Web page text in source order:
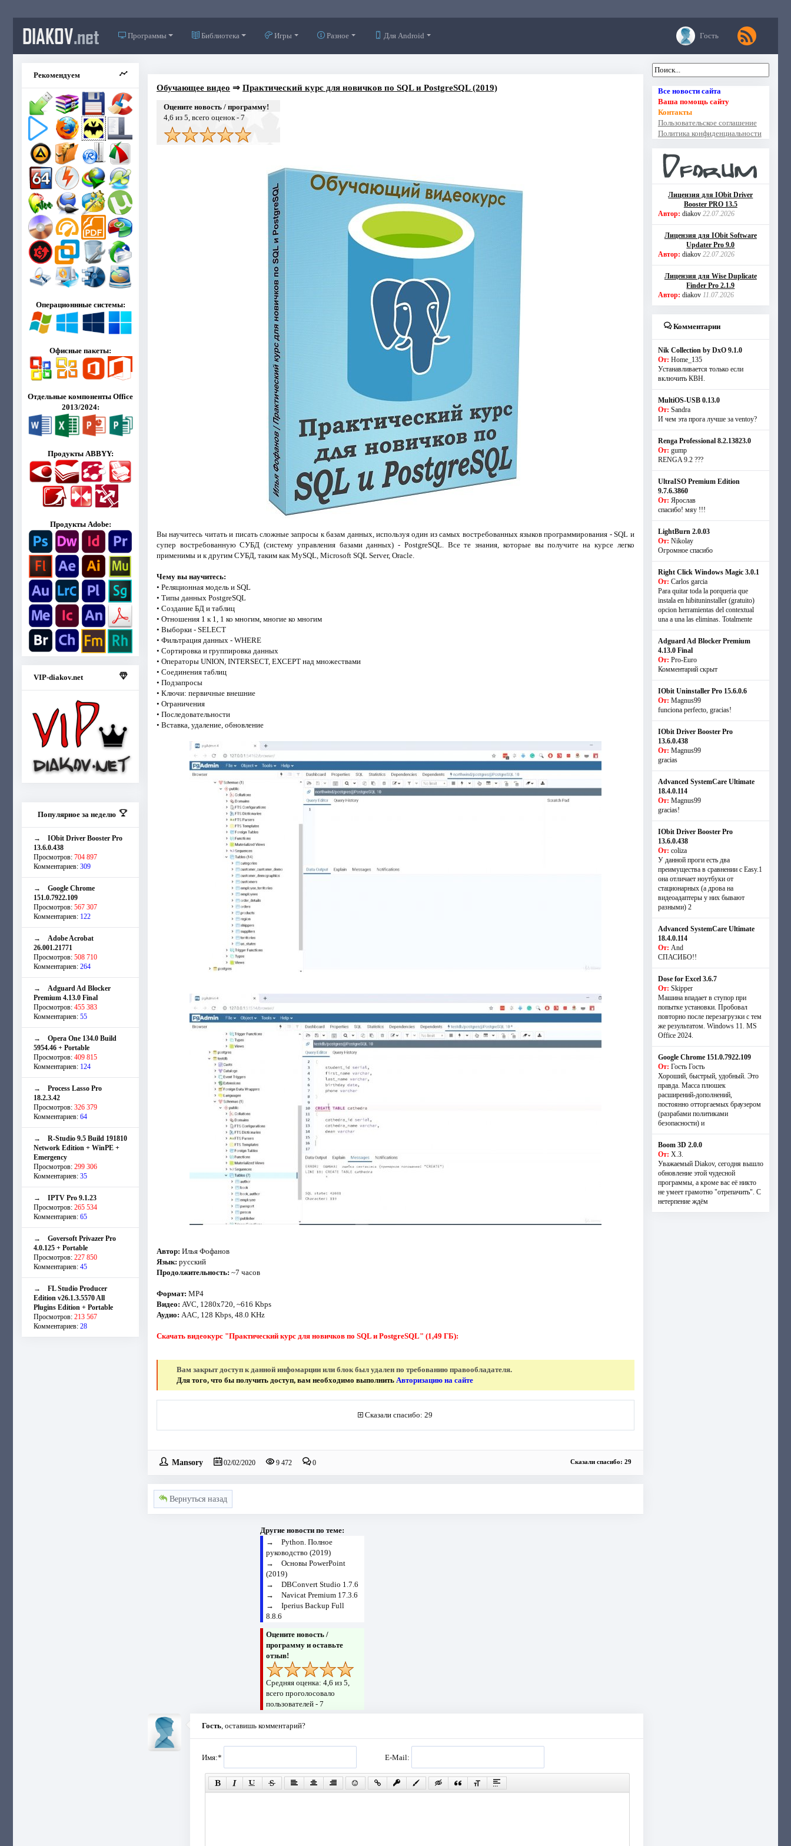
DIAKOV.net Программы Библиотека Игры Разное Для Android Гость
Рекомендуем
Операционнные системы:
Офисные пакеты:
Отдельные компоненты Office
2013/2024:
Продукты ABBYY:
Продукты Adobe:
VIP-diakov.net
Популярное за неделю
→ IObit Driver Booster Pro
13.6.0.438
Просмотров: 704 897
Комментариев: 309
→ Google Chrome
151.0.7922.109
Просмотров: 567 307
Комментариев: 122
→ Adobe Acrobat
26.001.21771
Просмотров: 508 710
Комментариев: 264
→ Adguard Ad Blocker
Premium 4.13.0 Final
Просмотров: 455 383
Комментариев: 55
→ Opera One 134.0 Build
5954.46 + Portable
Просмотров: 409 815
Комментариев: 124
→ Process Lasso Pro
18.2.3.42
Просмотров: 326 379
Комментариев: 64
→ R-Studio 9.5 Build 191810
Network Edition + WinPE +
Emergency
Просмотров: 299 306
Комментариев: 35
→ IPTV Pro 9.1.23
Просмотров: 265 534
Комментариев: 65
→ Goversoft Privazer Pro
4.0.125 + Portable
Просмотров: 227 850
Комментариев: 45
→ FL Studio Producer
Edition v26.1.3.5570 All
Plugins Edition + Portable
Просмотров: 213 567
Комментариев: 28
Обучающее видео ⇒ Практический курс для новичков по SQL и PostgreSQL (2019)
Оцените новость / программу!
4,6 из 5, всего оценок - 7
Вы научитесь читать и писать сложные запросы к базам данных, используя один из самых востребованных языков программирования - SQL и
супер востребованную СУБД (систему управления базами данных) - PostgreSQL. Все те знания, которые вы получите на курсе легко
применимы и к другим СУБД, таким как MySQL, Microsoft SQL Server, Oracle.
Чему вы научитесь:
• Реляционная модель и SQL
• Типы данных PostgreSQL
• Создание БД и таблиц
• Отношения 1 к 1, 1 ко многим, многие ко многим
• Выборки - SELECT
• Фильтрация данных - WHERE
• Сортировка и группировка данных
• Операторы UNION, INTERSECT, EXCEPT над множествами
• Соединения таблиц
• Подзапросы
• Ключи: первичные внешние
• Ограничения
• Последовательности
• Вставка, удаление, обновление
Автор: Илья Фофанов
Язык: русский
Продолжительность: ~7 часов
Формат: MP4
Видео: AVC, 1280x720, ~616 Kbps
Аудио: AAC, 128 Kbps, 48.0 KHz
Скачать видеокурс "Практический курс для новичков по SQL и PostgreSQL" (1,49 ГБ):
Вам закрыт доступ к данной инфомарции или блок был удален по требованию правообладателя.
Для того, что бы получить доступ, вам необходимо выполнить Авторизацию на сайте
Сказали спасибо: 29
Mansory 02/02/2020 9 472 0 Сказали спасибо: 29
Вернуться назад
Другие новости по теме:
→ Python. Полное
руководство (2019)
→ Основы PowerPoint
(2019)
→ DBConvert Studio 1.7.6
→ Navicat Premium 17.3.6
→ Iperius Backup Full
8.8.6
Оцените новость /
программу и оставьте
отзыв!
Средняя оценка: 4,6 из 5,
всего проголосовало
пользователей - 7
Гость, оставишь комментарий?
Имя:* E-Mail:
Все новости сайта
Ваша помощь сайту
Контакты
Пользовательское соглашение
Политика конфиденциальности
Лицензия для IObit Driver
Booster PRO 13.5
Автор: diakov 22.07.2026
Лицензия для IObit Software
Updater Pro 9.0
Автор: diakov 22.07.2026
Лицензия для Wise Duplicate
Finder Pro 2.1.9
Автор: diakov 11.07.2026
Комментарии
Nik Collection by DxO 9.1.0
От: Home_135
Устанавливается только если
включить КВН.
MultiOS-USB 0.13.0
От: Sandra
И чем эта прога лучше за ventoy?
Renga Professional 8.2.13823.0
От: gump
RENGA 9.2 ???
UltraISO Premium Edition
9.7.6.3860
От: Ярослав
спасибо! мяу !!!
LightBurn 2.0.03
От: Nikolay
Огромное спасибо
Right Click Windows Magic 3.0.1
От: Carlos garcia
Para quitar toda la porqueria que
instala en hibituninstaller (gratuito)
opcion herramientas del contextual
una a una las eliminas. Totalmente
Adguard Ad Blocker Premium
4.13.0 Final
От: Pro-Euro
Комментарий скрыт
IObit Uninstaller Pro 15.6.0.6
От: Magnus99
funciona perfecto, gracias!
IObit Driver Booster Pro
13.6.0.438
От: Magnus99
gracias
Advanced SystemCare Ultimate
18.4.0.114
От: Magnus99
gracias!
IObit Driver Booster Pro
13.6.0.438
От: coliza
У данной проги есть два
преимущества в сравнении с Easy.1
она отличает ноутбуки от
стационарных (а дрова на
видеоадаптеры у них бывают
разными) 2
Advanced SystemCare Ultimate
18.4.0.114
От: And
СПАСИБО!!
Dose for Excel 3.6.7
От: Skipper
Машина впадает в ступор при
попытке установки. Пробовал
повторно после перезагрузки с тем
же результатом. Windows 11. MS
Offiсe 2024.
Google Chrome 151.0.7922.109
От: Гость Гость
Хороший, быстрый, удобный. Это
правда. Масса плюшек
расширений-дополнений,
постоянно отторгаемых браузером
(разрабами политиками
безопасности) и
Boom 3D 2.0.0
От: Х.З.
Уважаемый Diakov, сегодня вышло
обновление этой чудесной
программы, а кроме вас её никто
не умеет грамотно "отрепачить". С
нетерпение ждём